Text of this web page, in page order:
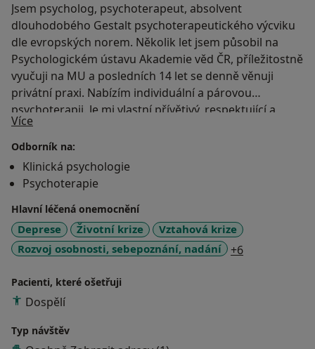
Jsem psycholog, psychoterapeut, absolvent
dlouhodobého Gestalt psychoterapeutického výcviku
dle evropských norem. Několik let jsem působil na
Psychologickém ústavu Akademie věd ČR, příležitostně
vyučuji na MU a posledních 14 let se denně věnuji
privátní praxi. Nabízím individuální a párovou
psychoterapii. Je mi vlastní přívětivý, respektující a
upřímný přístup, rád s klienty objevuji jejich vlastní
cestu k překonání těžkých životních období,
seberealizaci, nebo k většímu naplnění ve vztahu.
Věřím v uzdravující sílu terapeutického vztahu, stejně
tak jako v individuální zdroje každého člověka. Zde
naleznete víc informací o psychoterapii obecně, i o
mém směru: https://www.psychoterapie-marcek.cz
P.S. Moje praxe je LGBTQ friendly, prostory jsou
bezbariérové a v létě klimatizované.
P.S.2 Psychoterapie je do velké míry o vztahu, takže
hodnocení jedné strany (terapeuta) hvězdičkami je
opravdu jen orientační. Pozitivní na tom je, že jiný
(kvalifikovaný) terapeut třeba i bez hodnocení může
Více
Odborník na:
Klinická psychologie
Psychoterapie
Hlavní léčená onemocnění
Deprese Životní krize
Vztahová krize
Rozvoj osobnosti, sebepoznání, nadání
+6
Pacienti, které ošetřuji
Dospělí
Typ návštěv